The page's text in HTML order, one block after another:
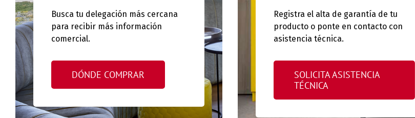
Busca tu delegación más cercana
para recibir más información
comercial.
DÓNDE COMPRAR
Registra el alta de garantía de tu
producto o ponte en contacto con
asistencia técnica.
SOLICITA ASISTENCIA
TÉCNICA